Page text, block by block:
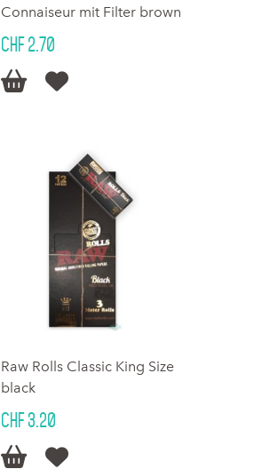
Connaiseur mit Filter brown
CHF 2.70
 
Raw Rolls Classic King Size
black
CHF 3.20
 